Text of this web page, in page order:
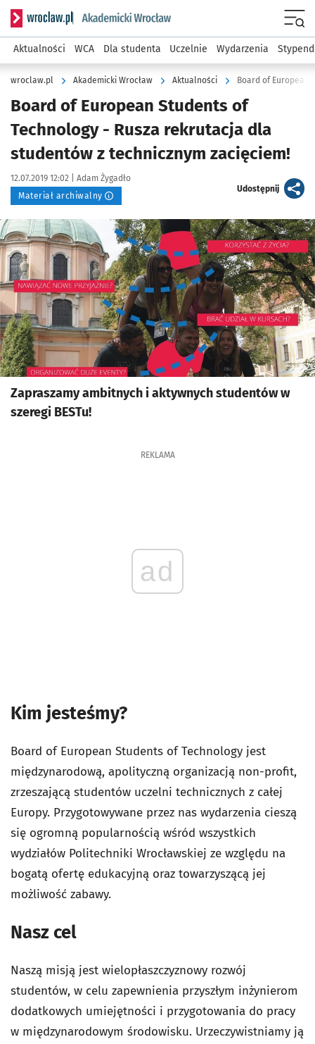
Serwis informacyjny wroclaw.pl podserwis: Akademicki
Aktualności WCA Dla studenta Uczelnie Wydarzenia
wroclaw.pl Akademicki Wrocław Aktualności
Board of European Students of
Technology - Rusza rekrutacja dla
studentów z technicznym zacięciem!
Data publikacji:
12.07.2019 12:02 | Autor:
Adam Żygadło
Materiał archiwalny
Udostępnijartykuł
Kliknij, aby powiększyć
Zapraszamy ambitnych i aktywnych studentów w
szeregi BESTu!
REKLAMA
ad
Kim jesteśmy?
Board of European Students of Technology jest
międzynarodową, apolityczną organizacją non-profit,
zrzeszającą studentów uczelni technicznych z całej
Europy. Przygotowywane przez nas wydarzenia cieszą
się ogromną popularnością wśród wszystkich
wydziałów Politechniki Wrocławskiej ze względu na
bogatą ofertę edukacyjną oraz towarzyszącą jej
możliwość zabawy.
Nasz cel
Naszą misją jest wielopłaszczyznowy rozwój
studentów, w celu zapewnienia przyszłym inżynierom
dodatkowych umiejętności i przygotowania do pracy
w międzynarodowym środowisku. Urzeczywistniamy ją